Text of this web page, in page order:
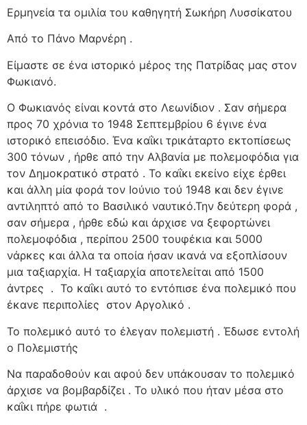
Ερμηνεία τα ομιλία του καθηγητή Σωκήρη Λυσσίκατου
Από το Πάνο Μαρνέρη .
Είμαστε σε ένα ιστορικό μέρος της Πατρίδας μας στον
Φωκιανό.
Ο Φωκιανός είναι κοντά στο Λεωνίδιον . Σαν σήμερα
προς 70 χρόνια το 1948 Σεπτεμβρίου 6 έγινε ένα
ιστορικό επεισόδιο. Ένα καΐκι τρικάταρτο εκτοπίσεως
300 τόνων , ήρθε από την Αλβανία με πολεμοφόδια για
τον Δημοκρατικό στρατό . Το καΐκι εκείνο είχε έρθει
και άλλη μία φορά τον Ιούνιο τού 1948 και δεν έγινε
αντιληπτό από το Βασιλικό ναυτικό.Την δεύτερη φορά ,
σαν σήμερα , ήρθε εδώ και άρχισε να ξεφορτώνει
πολεμοφόδια , περίπου 2500 τουφέκια και 5000
νάρκες και άλλα τα οποία ήσαν ικανά να εξοπλίσουν
μια ταξιαρχία. Η ταξιαρχία αποτελείται από 1500
άντρες . Το καΐκι αυτό το εντόπισε ένα πολεμικό που
έκανε περιπολίες στον Αργολικό .
Το πολεμικό αυτό το έλεγαν πολεμιστή . Έδωσε εντολή
ο Πολεμιστής
Να παραδοθούν και αφού δεν υπάκουσαν το πολεμικό
άρχισε να βομβαρδίζει . Το υλικό που ήταν μέσα στο
καΐκι πήρε φωτιά .